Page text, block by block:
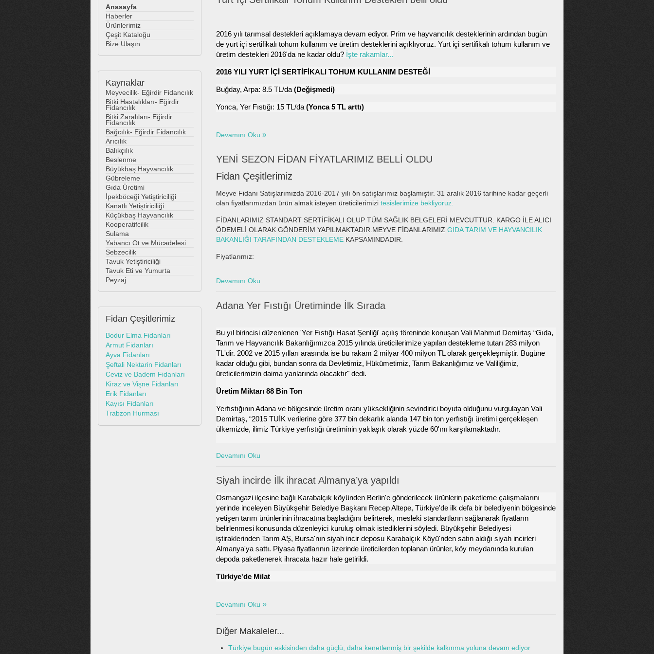
2016 yılı tarımsal destekleri açıklamaya devam ediyor. Prim ve hayvancılık desteklerinin ardından bugün
de yurt içi sertifikalı tohum kullanım ve üretim desteklerini açıklıyoruz. Yurt içi sertifikalı tohum kullanım ve
üretim destekleri 2016'da ne kadar oldu? İşte rakamlar...
2016 YILI YURT İÇİ SERTİFİKALI TOHUM KULLANIM DESTEĞİ
Buğday, Arpa: 8.5 TL/da (Değişmedi)
Yonca, Yer Fıstığı: 15 TL/da (Yonca 5 TL arttı)
Devamını Oku
YENİ SEZON FİDAN FİYATLARIMIZ BELLİ OLDU
Fidan Çeşitlerimiz
Meyve Fidanı Satışlarımızda 2016-2017 yılı ön satışlarımız başlamıştır. 31 aralık 2016 tarihine kadar geçerli
olan fiyatlarımızdan ürün almak isteyen üreticilerimizi tesislerimize bekliyoruz.
FİDANLARIMIZ STANDART SERTİFİKALI OLUP TÜM SAĞLIK BELGELERİ MEVCUTTUR. KARGO İLE ALICI
ÖDEMELİ OLARAK GÖNDERİM YAPILMAKTADIR.MEYVE FİDANLARIMIZ GIDA TARIM VE HAYVANCILIK
BAKANLIĞI TARAFINDAN DESTEKLEME KAPSAMINDADIR.
Fiyatlarımız:
Devamını Oku
Adana Yer Fıstığı Üretiminde İlk Sırada
Bu yıl birincisi düzenlenen 'Yer Fıstığı Hasat Şenliği' açılış töreninde konuşan Vali Mahmut Demirtaş “Gıda,
Tarım ve Hayvancılık Bakanlığımızca 2015 yılında üreticilerimize yapılan destekleme tutarı 283 milyon
TL'dir. 2002 ve 2015 yılları arasında ise bu rakam 2 milyar 400 milyon TL olarak gerçekleşmiştir. Bugüne
kadar olduğu gibi, bundan sonra da Devletimiz, Hükümetimiz, Tarım Bakanlığımız ve Valiliğimiz,
üreticilerimizin daima yanlarında olacaktır" dedi.
Üretim Miktarı 88 Bin Ton
Yerfıstığının Adana ve bölgesinde üretim oranı yüksekliğinin sevindirici boyuta olduğunu vurgulayan Vali
Demirtaş, “2015 TUİK verilerine göre 377 bin dekarlık alanda 147 bin ton yerfıstığı üretimi gerçekleşen
ülkemizde, ilimiz Türkiye yerfıstığı üretiminin yaklaşık olarak yüzde 60'ını karşılamaktadır.
Devamını Oku
Siyah incirde İlk ihracat Almanya’ya yapıldı
Osmangazi ilçesine bağlı Karabalçık köyünden Berlin'e gönderilecek ürünlerin paketleme çalışmalarını
yerinde inceleyen Büyükşehir Belediye Başkanı Recep Altepe, Türkiye'de ilk defa bir belediyenin bölgesinde
yetişen tarım ürünlerinin ihracatına başladığını belirterek, mesleki standartların sağlanarak fiyatların
belirlenmesi konusunda düzenleyici kuruluş olmak istediklerini söyledi. Büyükşehir Belediyesi
iştiraklerinden Tarım AŞ, Bursa'nın siyah incir deposu Karabalçık Köyü'nden satın aldığı siyah incirleri
Almanya'ya sattı. Piyasa fiyatlarının üzerinde üreticilerden toplanan ürünler, köy meydanında kurulan
depoda paketlenerek ihracata hazır hale getirildi.
Türkiye'de Milat
Devamını Oku
Diğer Makaleler...
Türkiye bugün eskisinden daha güçlü, daha kenetlenmiş bir şekilde kalkınma yoluna devam ediyor
Anasayfa
Haberler
Ürünlerimiz
Çeşit Kataloğu
Bize Ulaşın
Kaynaklar
Meyvecilik- Eğirdir Fidancılık
Bitki Hastalıkları- Eğirdir
Fidancılık
Bitki Zaralıları- Eğirdir
Fidancılık
Bağcılık- Eğirdir Fidancılık
Arıcılık
Balıkçılık
Beslenme
Büyükbaş Hayvancılık
Gübreleme
Gıda Üretimi
İpekböceği Yetiştiriciliği
Kanatlı Yetiştiriciliği
Küçükbaş Hayvancılık
Kooperatifcilik
Sulama
Yabancı Ot ve Mücadelesi
Sebzecilik
Tavuk Yetiştiriciliği
Tavuk Eti ve Yumurta
Peyzaj
Fidan Çeşitlerimiz
Bodur Elma Fidanları
Armut Fidanları
Ayva Fidanları
Şeftali Nektarin Fidanları
Ceviz ve Badem Fidanları
Kiraz ve Vişne Fidanları
Erik Fidanları
Kayısı Fidanları
Trabzon Hurması